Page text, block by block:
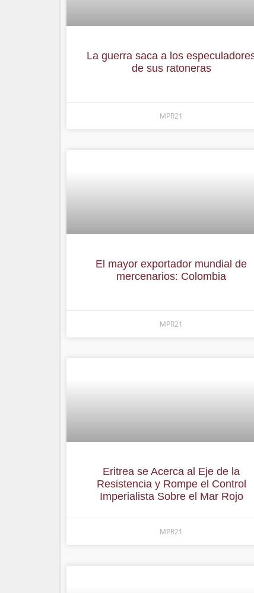
La guerra saca a los
de sus ratoneras
MPR21
El mayor exportador mundial de
mercenarios: Colombia
MPR21
Eritrea se Acerca al Eje de la
Resistencia y Rompe el Control
Imperialista Sobre el Mar Rojo
MPR21